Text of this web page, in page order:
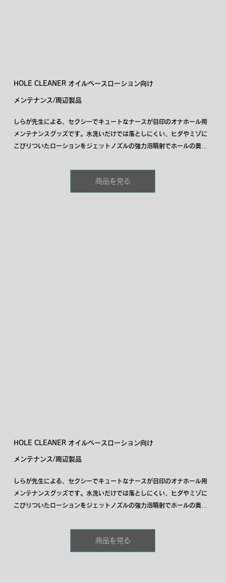
HOLE CLEANER オイルベースローション向け
メンテナンス/周辺製品
しらが先生による、セクシーでキュートなナースが目印のオナホール用
メンテナンスグッズです。水洗いだけでは落としにくい、ヒダやミゾに
こびりついたローションをジェットノズルの強力泡噴射でホールの奥ま
かせて落としてくれるから、洗い流しも簡単です。また抗菌効果を持つ
銀イオン、柿タンニンを配合しているので洗浄後の雑菌の繁殖やニオイ
商品を見る
HOLE CLEANER オイルベースローション向け
メンテナンス/周辺製品
しらが先生による、セクシーでキュートなナースが目印のオナホール用
メンテナンスグッズです。水洗いだけでは落としにくい、ヒダやミゾに
こびりついたローションをジェットノズルの強力泡噴射でホールの奥ま
かせて落としてくれるから、洗い流しも簡単です。また抗菌効果を持つ
銀イオン、柿タンニンを配合しているので洗浄後の雑菌の繁殖やニオイ
商品を見る